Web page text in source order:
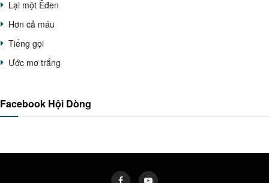
Lại một Êđen
Hơn cả máu
Tiếng gọi
Ước mơ trắng
Facebook Hội Dòng